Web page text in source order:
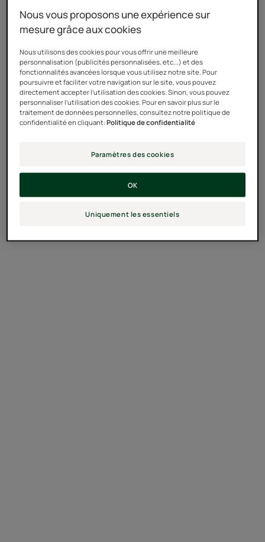
meilleurs délais.
Vos données personnelles seront conservées pendant 3
ans à compter de votre dernier contact. Pour connaître
vos droits, merci de consulternotre Politique de
confidentialité.
Nous vous proposons une expérience sur
mesure grâce aux cookies
Nous utilisons des cookies pour vous offrir une meilleure
personnalisation (publicités personnalisées, etc...) et des
fonctionnalités avancées lorsque vous utilisez notre site. Pour
poursuivre et faciliter votre navigation sur le site, vous pouvez
directement accepter l'utilisation des cookies. Sinon, vous pouvez
personnaliser l'utilisation des cookies. Pour en savoir plus sur le
traitement de données personnelles, consultez notre politique de
confidentialité en cliquant:Politique de confidentialité
Paramètres des cookies
Uniquement les essentiels
OK